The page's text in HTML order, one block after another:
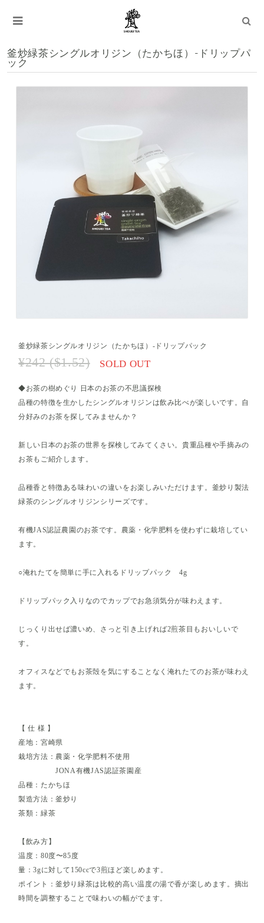
釜炒緑茶シングルオリジン（たかちほ）-ドリップパ
ック
釜炒緑茶シングルオリジン（たかちほ）-ドリップパック
¥242 ($1.52) SOLD OUT
◆お茶の樹めぐり 日本のお茶の不思議探検
品種の特徴を生かしたシングルオリジンは飲み比べが楽しいです。自
分好みのお茶を探してみませんか？
新しい日本のお茶の世界を探検してみてくさい。貴重品種や手摘みの
お茶もご紹介します。
品種香と特徴ある味わいの違いをお楽しみいただけます。釜炒り製法
緑茶のシングルオリジンシリーズです。
有機JAS認証農園のお茶です。農薬・化学肥料を使わずに栽培してい
ます。
○淹れたてを簡単に手に入れるドリップパック 4g
ドリップパック入りなのでカップでお急須気分が味わえます。
じっくり出せば濃いめ、さっと引き上げれば2煎茶目もおいしいで
す。
オフィスなどでもお茶殻を気にすることなく淹れたてのお茶が味わえ
ます。
【 仕 様 】
産地：宮崎県
栽培方法：農薬・化学肥料不使用
JONA有機JAS認証茶園産
品種：たかちほ
製造方法：釜炒り
茶類：緑茶
【飲み方】
温度：80度〜85度
量：3gに対して150ccで3煎ほど楽しめます。
ポイント：釜炒り緑茶は比較的高い温度の湯で香が楽しめます。摘出
時間を調整することで味わいの幅がでます。